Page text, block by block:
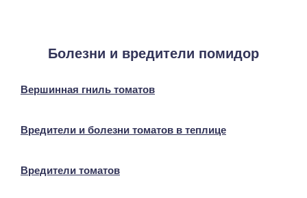
Болезни и вредители помидор
Вершинная гниль томатов
Вредители и болезни томатов в теплице
Вредители томатов